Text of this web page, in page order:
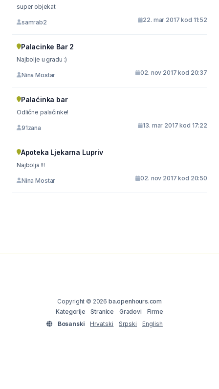
super objekat
samrab2 22. mar 2017 kod 11:52
Palacinke Bar 2
Najbolje u gradu :)
Nina Mostar 02. nov 2017 kod 20:37
Palaćinka bar
Odlične palačinke!
91zana 13. mar 2017 kod 17:22
Apoteka Ljekarna Lupriv
Najbolja !!!
Nina Mostar 02. nov 2017 kod 20:50
Copyright © 2026 ba.openhours.com
Kategorije
Stranice Gradovi
Firme
Bosanski
Hrvatski Srpski English